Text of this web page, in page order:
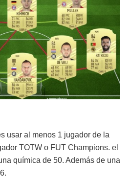
usar al menos 1 jugador de la
TOTW o FUT Champions. el
química de 50. Además de una